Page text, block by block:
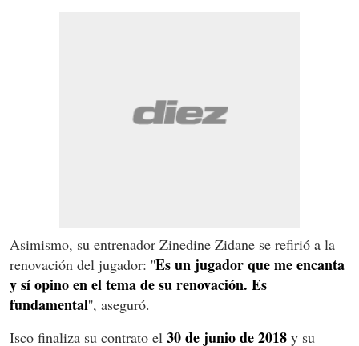
Asimismo, su entrenador Zinedine Zidane se refirió a la
renovación del jugador: ''Es un jugador que me encanta
y sí opino en el tema de su renovación. Es
fundamental'', aseguró.
Isco finaliza su contrato el 30 de junio de 2018 y su